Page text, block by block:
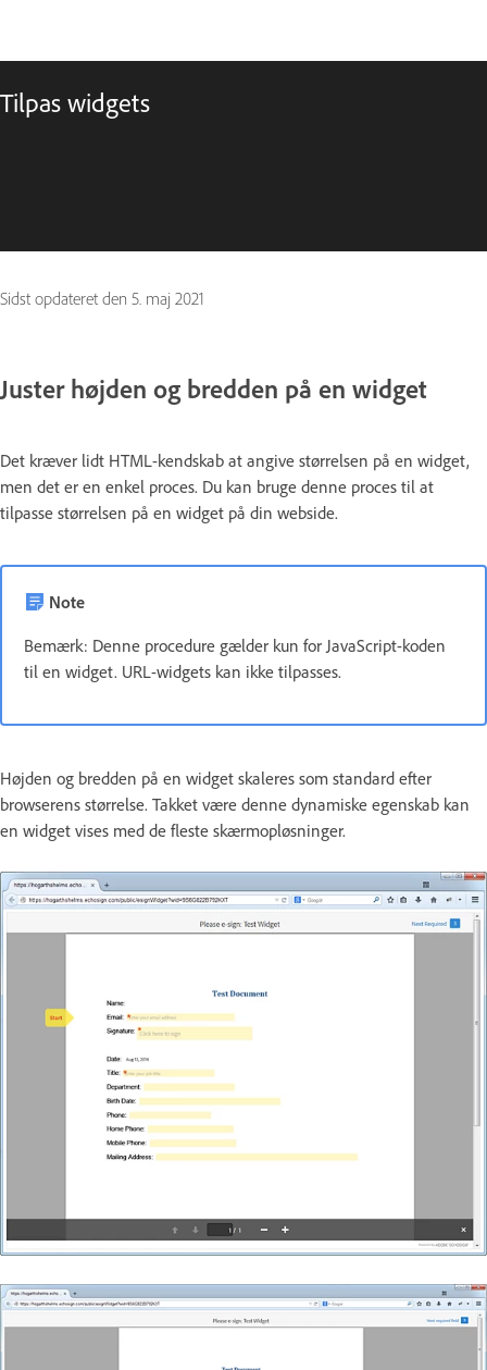
Tilpas widgets
Sidst opdateret den 5. maj 2021
Juster højden og bredden på en widget
Det kræver lidt HTML-kendskab at angive størrelsen på en widget,
men det er en enkel proces. Du kan bruge denne proces til at
tilpasse størrelsen på en widget på din webside.
Note
Bemærk: Denne procedure gælder kun for JavaScript-koden
til en widget. URL-widgets kan ikke tilpasses.
Højden og bredden på en widget skaleres som standard efter
browserens størrelse. Takket være denne dynamiske egenskab kan
en widget vises med de fleste skærmopløsninger.